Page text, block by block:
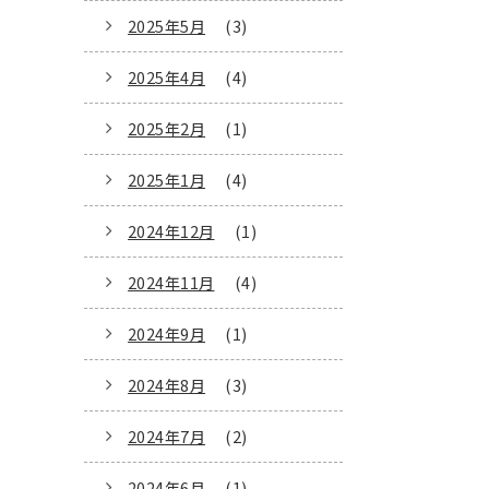
2025年5月 (3)
2025年4月 (4)
2025年2月 (1)
2025年1月 (4)
2024年12月 (1)
2024年11月 (4)
2024年9月 (1)
2024年8月 (3)
2024年7月 (2)